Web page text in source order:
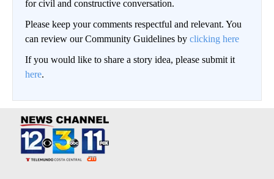
for civil and constructive conversation.
Please keep your comments respectful and relevant. You
can review our Community Guidelines by clicking here
If you would like to share a story idea, please submit it
here.